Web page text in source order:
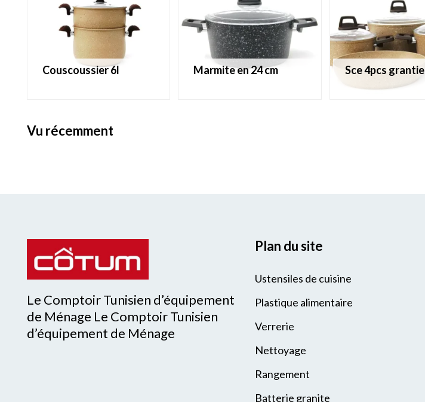
couscoussier 6l marmite en 24 cm sce 4pcs grantie
vu récemment
Le Comptoir Tunisien d’équipement
de Ménage Le Comptoir Tunisien
d’équipement de Ménage
Plan du site
Ustensiles de cuisine
Plastique alimentaire
Verrerie
Nettoyage
Rangement
Batterie granite